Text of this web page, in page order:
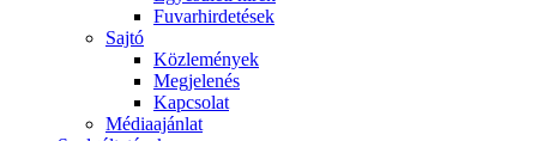
Fuvarhirdetések
Sajtó
Közlemények
Megjelenés
Kapcsolat
Médiaajánlat